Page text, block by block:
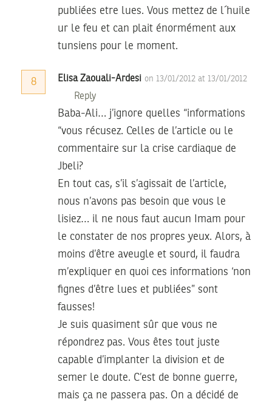
publiées etre lues. Vous mettez de l´huile
ur le feu et can plait énormément aux
tunsiens pour le moment.
8 Elisa Zaouali-Ardesi on 13/01/2012 at 13/01/2012
Reply
Baba-Ali… j’ignore quelles “informations
“vous récusez. Celles de l’article ou le
commentaire sur la crise cardiaque de
Jbeli?
En tout cas, s’il s’agissait de l’article,
nous n’avons pas besoin que vous le
lisiez… il ne nous faut aucun Imam pour
le constater de nos propres yeux. Alors, à
moins d’être aveugle et sourd, il faudra
m’expliquer en quoi ces informations ‘non
fignes d’être lues et publiées” sont
fausses!
Je suis quasiment sûr que vous ne
répondrez pas. Vous êtes tout juste
capable d’implanter la division et de
semer le doute. C’est de bonne guerre,
mais ça ne passera pas. On a décidé de